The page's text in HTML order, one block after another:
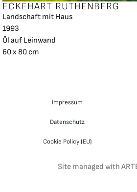
ECKEHART RUTHENBERG
Landschaft mit Haus
1993
Öl auf Leinwand
60 x 80 cm
Impressum
Datenschutz
Cookie Policy (EU)
Site managed with